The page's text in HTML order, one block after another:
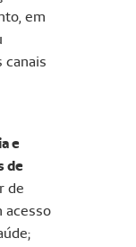
em
canais
e
de
de
acesso